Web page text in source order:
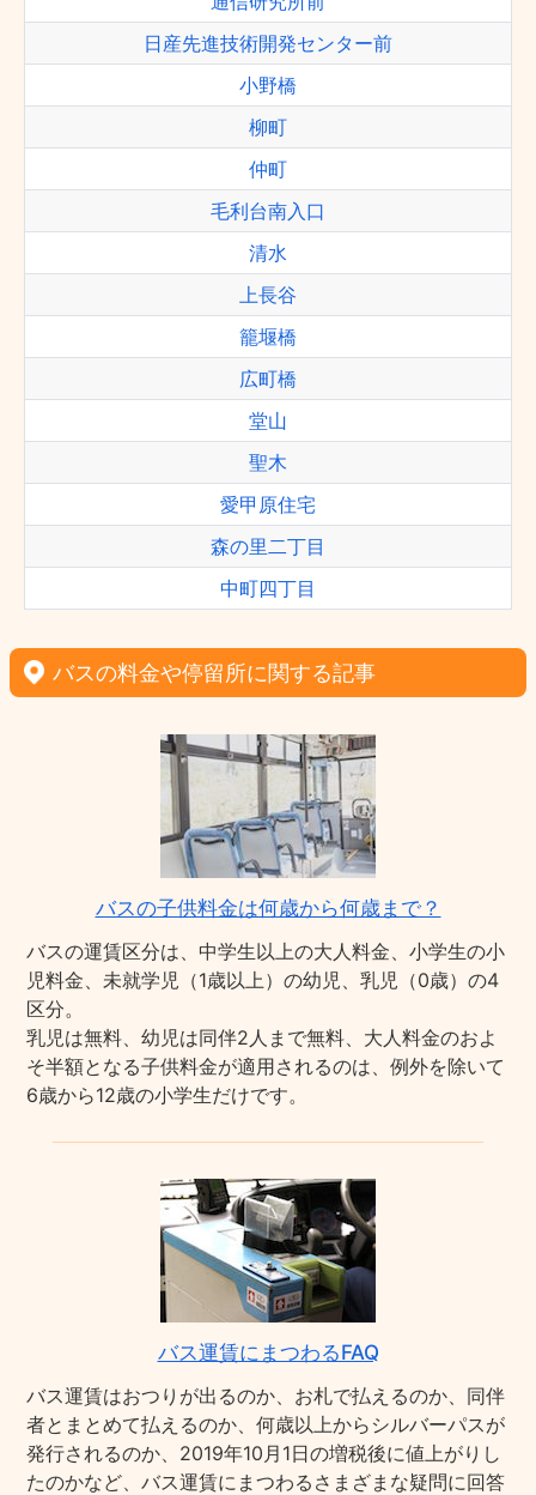
日産先進技術開発センター前
小野橋
柳町
仲町
毛利台南入口
清水
上長谷
籠堰橋
広町橋
堂山
聖木
愛甲原住宅
森の里二丁目
中町四丁目
バスの料金や停留所に関する記事
バスの子供料金は何歳から何歳まで？
バスの運賃区分は、中学生以上の大人料金、小学生の小
児料金、未就学児（1歳以上）の幼児、乳児（0歳）の4
区分。
乳児は無料、幼児は同伴2人まで無料、大人料金のおよ
そ半額となる子供料金が適用されるのは、例外を除いて
6歳から12歳の小学生だけです。
バス運賃にまつわるFAQ
バス運賃はおつりが出るのか、お札で払えるのか、同伴
者とまとめて払えるのか、何歳以上からシルバーパスが
発行されるのか、2019年10月1日の増税後に値上がりし
たのかなど、バス運賃にまつわるさまざまな疑問に回答